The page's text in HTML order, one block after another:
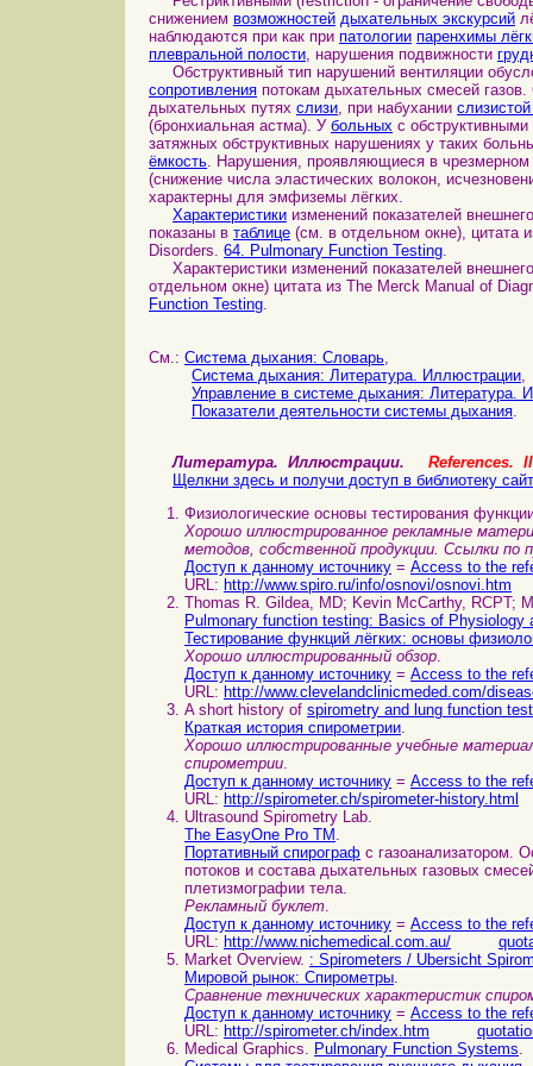
снижением возможностей дыхательных экскурсий
наблюдаются при как при патологии паренхимы
плевральной полости, нарушения подвижности
Обструктивный тип нарушений вентиляции
сопротивления потокам дыхательных смесей
дыхательных путях слизи, при набухании
(бронхиальная астма). У больных с
затяжных обструктивных нарушениях у таких
ёмкость. Нарушения, проявляющиеся в
(снижение числа эластических волокон,
характерны для эмфиземы лёгких.
Характеристики изменений показателей
показаны в таблице (см. в отдельном окне), цитата
Disorders. 64. Pulmonary Function Testing.
Характеристики изменений показателей
отдельном окне) цитата из The Merck Manual of
Function Testing.
См.: Система дыхания: Cловарь,
Система дыхания: Литература. Иллюстрации,
Управление в системе дыхания: Литература.
Показатели деятельности системы дыхания.
Литература. Иллюстрации. References.
Щелкни здесь и получи доступ в библиотеку
Физиологические основы тестирования
Хорошо иллюстрированное рекламные
методов, собственной продукции. Ссылки по
Доступ к данному источнику = Access to the
URL: http://www.spiro.ru/info/osnovi/osnovi.htm
Thomas R. Gildea, MD; Kevin McCarthy, RCPT;
Pulmonary function testing: Basics of Physiology
Тестирование функций лёгких: основы
Хорошо иллюстрированный обзор.
Доступ к данному источнику = Access to the
URL: http://www.clevelandclinicmeded.com/
A short history of spirometry and lung function
Краткая история спирометрии.
Хорошо иллюстрированные учебные
спирометрии.
Доступ к данному источнику = Access to the
URL: http://spirometer.ch/spirometer-history.html
Ultrasound Spirometry Lab.
The EasyOne Pro TM .
Портативный спирограф с газоанализатором.
потоков и состава дыхательных газовых
плетизмографии тела.
Рекламный буклет.
Доступ к данному источнику = Access to the
URL: http://www.nichemedical.com.au/
Market Overview. : Spirometers / Ubersicht
Мировой рынок: Спирометры.
Сравнение технических характеристик
Доступ к данному источнику = Access to the
URL: http://spirometer.ch/index.htm
Medical Graphics. Pulmonary Function Systems.